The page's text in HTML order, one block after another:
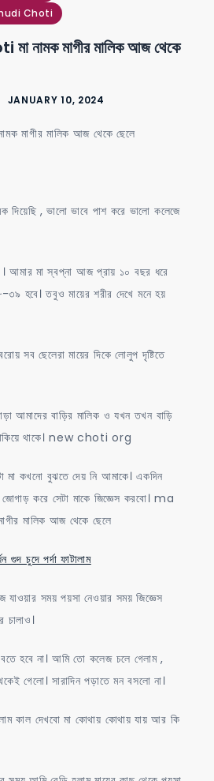
Choti
chele
মা
থেকে
নামক মাগীর মালিক আজ থেকে
মালিক আজ থেকে ছেলে
, ভালো ভাবে পাশ করে ভালো কলেজে
আমার মা স্বপ্না আজ প্রায় ১০ বছর ধরে
৩৯ হবে। তবুও মায়ের শরীর দেখে মনে হয়
সব ছেলেরা মায়ের দিকে লোলুপ দৃষ্টিতে
আমাদের বাড়ির মালিক ও যখন তখন বাড়ি
থাকে। new choti org
মা কখনো বুঝতে দেয় নি আমাকে। একদিন
জোগাড় করে সেটা মাকে জিজ্ঞেস করবো। ma
মালিক আজ থেকে ছেলে
গুদ চুদে পর্দা ফাটালাম
সময় পয়সা নেওয়ার সময় জিজ্ঞেস
চালাও।
হবে না। আমি তো কলেজ চলে গেলাম ,
গেলো। সারাদিন পড়াতে মন বসলো না।
কাল দেখবো মা কোথায় কোথায় যায় আর কি